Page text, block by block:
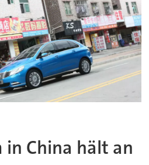
in China hält an